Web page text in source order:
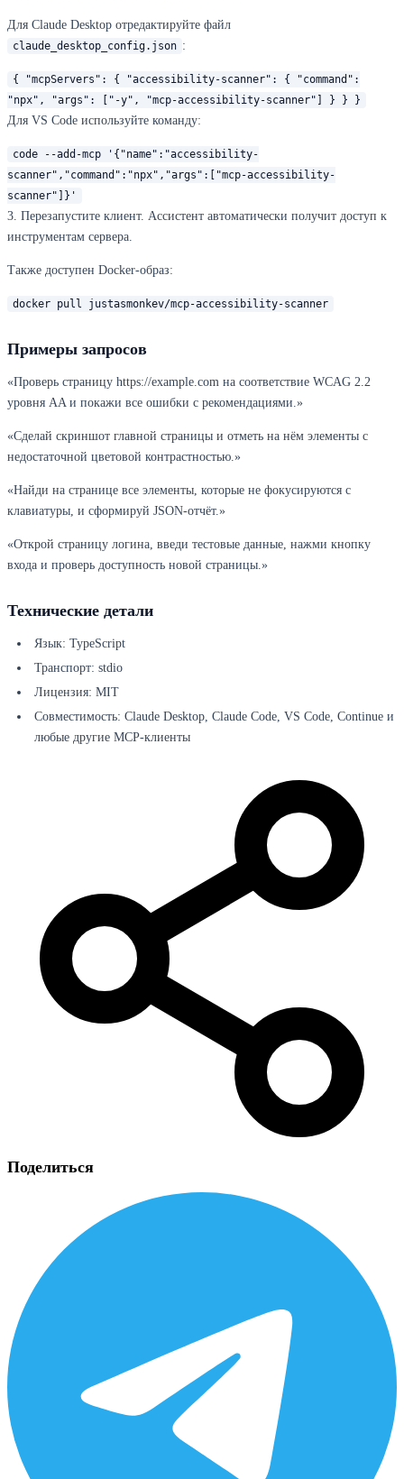
Для Claude Desktop отредактируйте файл
claude_desktop_config.json :
{ "mcpServers": { "accessibility-scanner": { "command":
"npx", "args": ["-y", "mcp-accessibility-scanner"] } } }
Для VS Code используйте команду:
code --add-mcp '{"name":"accessibility-
scanner","command":"npx","args":["mcp-accessibility-
scanner"]}'
3. Перезапустите клиент. Ассистент автоматически получит доступ к
инструментам сервера.
Также доступен Docker-образ:
docker pull justasmonkev/mcp-accessibility-scanner
Примеры запросов
«Проверь страницу https://example.com на соответствие WCAG 2.2
уровня AA и покажи все ошибки с рекомендациями.»
«Сделай скриншот главной страницы и отметь на нём элементы с
недостаточной цветовой контрастностью.»
«Найди на странице все элементы, которые не фокусируются с
клавиатуры, и сформируй JSON-отчёт.»
«Открой страницу логина, введи тестовые данные, нажми кнопку
входа и проверь доступность новой страницы.»
Технические детали
Язык: TypeScript
Транспорт: stdio
Лицензия: MIT
Совместимость: Claude Desktop, Claude Code, VS Code, Continue и
любые другие MCP-клиенты
Поделиться